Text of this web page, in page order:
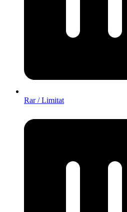
Rar / Limitat